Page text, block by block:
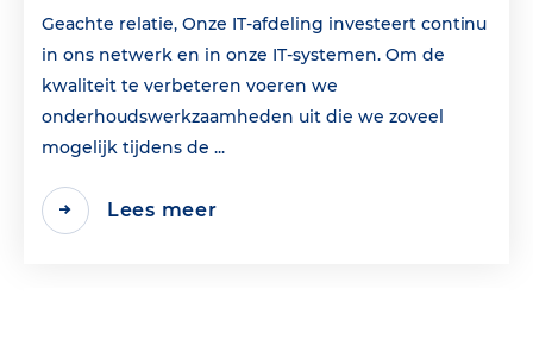
Geachte relatie, Onze IT-afdeling investeert continu
in ons netwerk en in onze IT-systemen. Om de
kwaliteit te verbeteren voeren we
onderhoudswerkzaamheden uit die we zoveel
mogelijk tijdens de ...
Lees meer